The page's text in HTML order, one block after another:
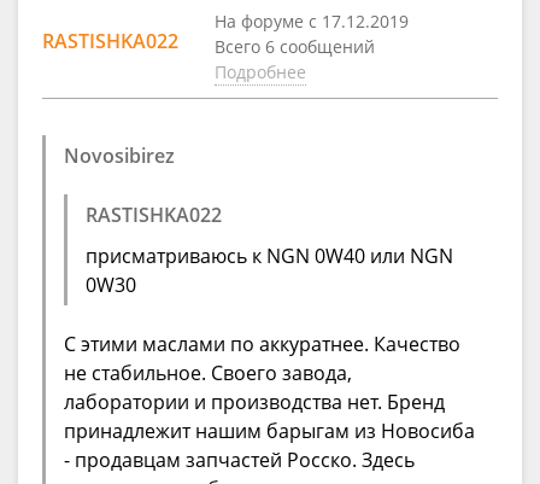
RASTISHKA022
На форуме с 17.12.2019
Всего 6 сообщений
Подробнее
Novosibirez
RASTISHKA022
присматриваюсь к NGN 0W40 или NGN
0W30
С этими маслами по аккуратнее. Качество
не стабильное. Своего завода,
лаборатории и производства нет. Бренд
принадлежит нашим барыгам из Новосиба
- продавцам запчастей Росско. Здесь